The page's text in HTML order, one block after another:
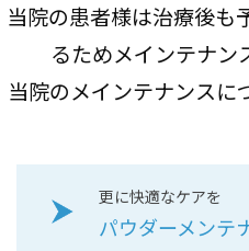
当院の患者様は治療後も
るためメインテナン
当院のメインテナンスに
更に快適なケアを
パウダーメンテ